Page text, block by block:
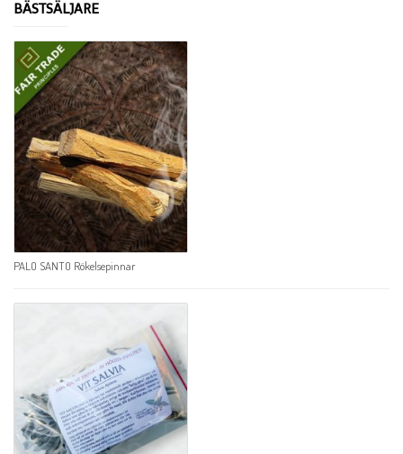
BÄSTSÄLJARE
PALO SANTO Rökelsepinnar